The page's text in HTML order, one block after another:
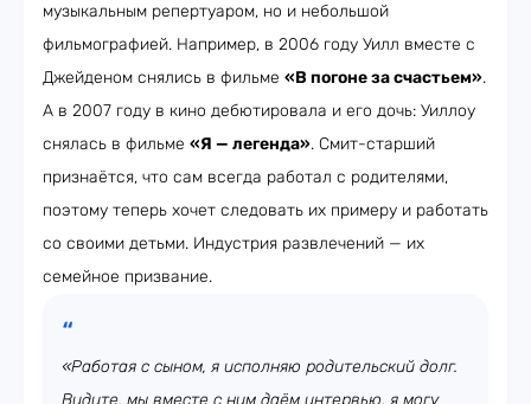
музыкальным репертуаром, но и небольшой
фильмографией. Например, в 2006 году Уилл вместе с
Джейденом снялись в фильме «В погоне за счастьем».
А в 2007 году в кино дебютировала и его дочь: Уиллоу
снялась в фильме «Я — легенда». Смит-старший
признаётся, что сам всегда работал с родителями,
поэтому теперь хочет следовать их примеру и работать
со своими детьми. Индустрия развлечений — их
семейное призвание.
«Работая с сыном, я исполняю родительский долг.
Видите, мы вместе с ним даём интервью, я могу